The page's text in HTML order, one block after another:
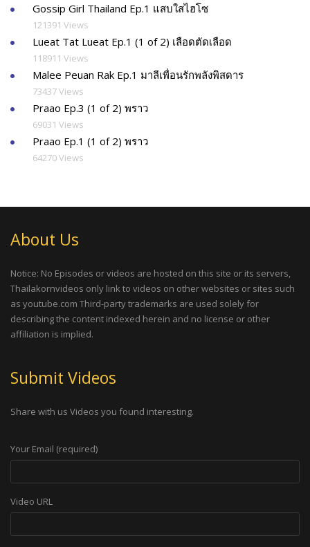
Gossip Girl Thailand Ep.1 แสบใสไฮโซ
121391 Views
Lueat Tat Lueat Ep.1 (1 of 2) เลือดตัดเลือด
118911 Views
Malee Peuan Rak Ep.1 มาลีเพื่อนรักพลังพิสดาร
73437 Views
Praao Ep.3 (1 of 2) พราว
69031 Views
Praao Ep.1 (1 of 2) พราว
64270 Views
About Us
Notice: No Episodes or videos are hosted on this site or its servers,
Thailakornvideos only link to videos on other websites or sites such
as youtube.com Third-party trademarks are used solely for
describing the content indexed herein and no license or other
affiliation is implied.
Submit Videos
Share with us Videos you found interesting.
Your Email (required)
Video URL